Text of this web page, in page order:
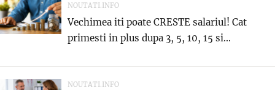
NOUTATI.INFO
Vechimea iti poate CRESTE salariul! Cat
primesti in plus dupa 3, 5, 10, 15 si...
NOUTATI.INFO